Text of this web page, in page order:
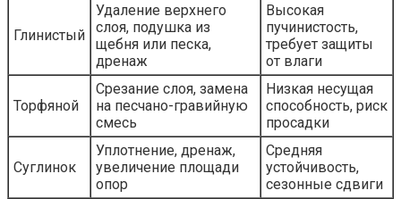
Глинистый
Удаление верхнего
слоя, подушка из
щебня или песка,
дренаж
Высокая
пучинистость,
требует защиты
от влаги
Торфяной
Срезание слоя, замена
на песчано-гравийную
смесь
Низкая несущая
способность, риск
просадки
Суглинок
Уплотнение, дренаж,
увеличение площади
опор
Средняя
устойчивость,
сезонные сдвиги